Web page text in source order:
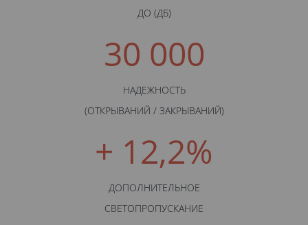
ДО (ДБ)
30 000
НАДЕЖНОСТЬ
(ОТКРЫВАНИЙ / ЗАКРЫВАНИЙ)
+ 12,2%
ДОПОЛНИТЕЛЬНОЕ
СВЕТОПРОПУСКАНИЕ